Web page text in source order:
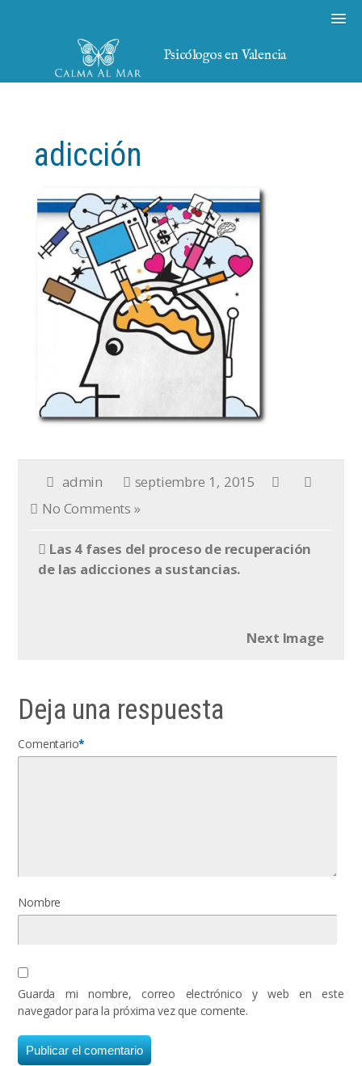
Psicólogos en Valencia
adicción
admin
septiembre 1, 2015
No Comments »
Las 4 fases del proceso de recuperación
de las adicciones a sustancias.
Next Image
Deja una respuesta
Comentario*
Nombre
Guarda mi nombre, correo electrónico y web en este
navegador para la próxima vez que comente.